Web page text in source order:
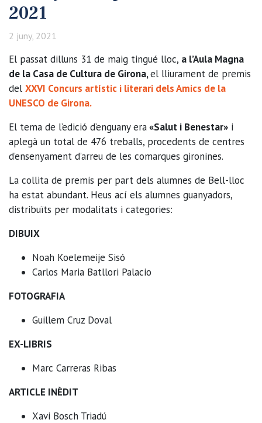
2021
2 juny, 2021
El passat dilluns 31 de maig tingué lloc, a l’Aula Magna
de la Casa de Cultura de Girona,el lliurament de premis
del XXVI Concurs artístic i literari dels Amics de la
UNESCO de Girona.
El tema de l’edició d’enguany era«Salut i Benestar» i
aplegà un total de 476 treballs, procedents de centres
d’ensenyament d’arreu de les comarques gironines.
La collita de premis per part dels alumnes de Bell-lloc
ha estat abundant. Heus ací els alumnes guanyadors,
distribuïts per modalitats i categories:
DIBUIX
Noah Koelemeije Sisó
Carlos Maria Batllori Palacio
FOTOGRAFIA
Guillem Cruz Doval
EX-LIBRIS
Marc Carreras Ribas
ARTICLE INÈDIT
Xavi Bosch Triadú